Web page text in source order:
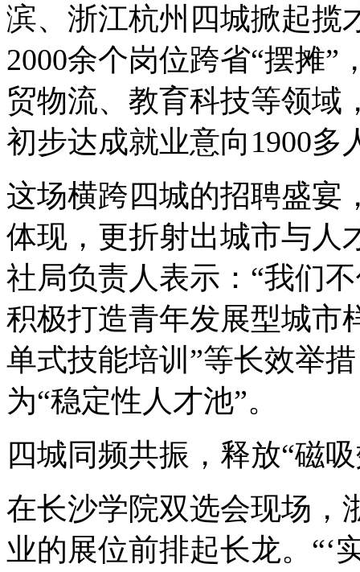
滨、浙江杭州四城掀起揽
2000余个岗位跨省“摆摊
贸物流、教育科技等领域
初步达成就业意向1900多
这场横跨四城的招聘盛宴
体现，更折射出城市与人
社局负责人表示：“我们
积极打造青年发展型城市
单式技能培训”等长效举
为“稳定性人才池”。
四城同频共振，释放“磁
在长沙学院双选会现场，
业的展位前排起长龙。“‘